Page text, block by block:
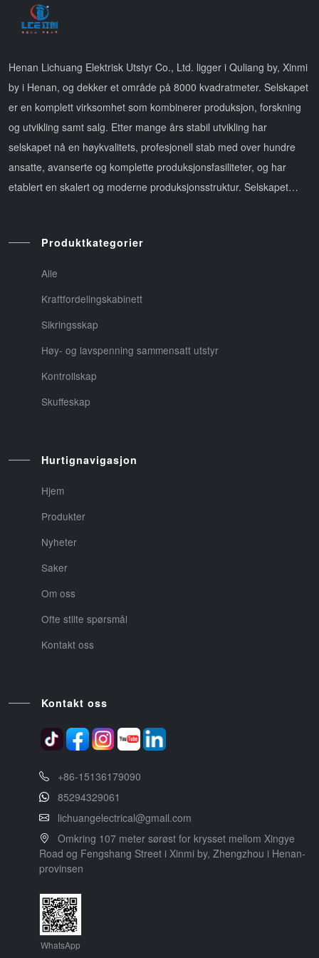
Henan Lichuang Elektrisk Utstyr Co., Ltd. ligger i Quliang by, Xinmi
by i Henan, og dekker et område på 8000 kvadratmeter. Selskapet
er en komplett virksomhet som kombinerer produksjon, forskning
og utvikling samt salg. Etter mange års stabil utvikling har
selskapet nå en høykvalitets, profesjonell stab med over hundre
ansatte, avanserte og komplette produksjonsfasiliteter, og har
etablert en skalert og moderne produksjonsstruktur. Selskapet
Produktkategorier
Alle
Kraftfordelingskabinett
Sikringsskap
Høy- og lavspenning sammensatt utstyr
Kontrollskap
Skuffeskap
Hurtignavigasjon
Hjem
Produkter
Nyheter
Saker
Om oss
Ofte stilte spørsmål
Kontakt oss
Kontakt oss
+86-15136179090
85294329061
lichuangelectrical@gmail.com
Omkring 107 meter sørøst for krysset mellom Xingye
Road og Fengshang Street i Xinmi by, Zhengzhou i Henan-
provinsen
WhatsApp